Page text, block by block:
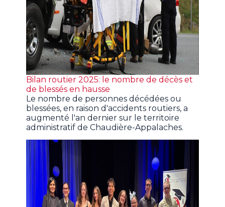
Bilan routier 2025: le nombre de décès et
de blessés en hausse
Le nombre de personnes décédées ou
blessées, en raison d'accidents routiers, a
augmenté l'an dernier sur le territoire
administratif de Chaudière-Appalaches.